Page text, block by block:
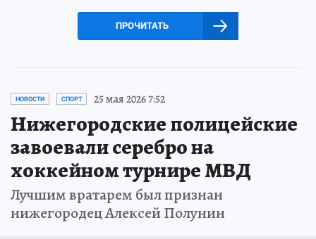
ПРОЧИТАТЬ
НОВОСТИ СПОРТ 25 мая 2026 7:52
Нижегородские полицейские
завоевали серебро на
хоккейном турнире МВД
Лучшим вратарем был признан
нижегородец Алексей Полунин